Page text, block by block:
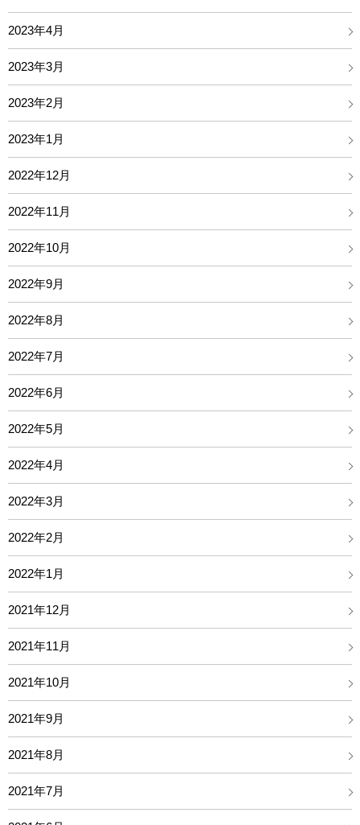
2023年4月
2023年3月
2023年2月
2023年1月
2022年12月
2022年11月
2022年10月
2022年9月
2022年8月
2022年7月
2022年6月
2022年5月
2022年4月
2022年3月
2022年2月
2022年1月
2021年12月
2021年11月
2021年10月
2021年9月
2021年8月
2021年7月